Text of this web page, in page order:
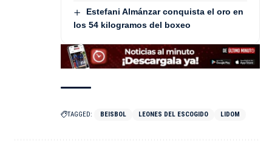
Estefani Almánzar conquista el oro en
los 54 kilogramos del boxeo
TAGGED: BEISBOL LEONES DEL ESCOGIDO LIDOM